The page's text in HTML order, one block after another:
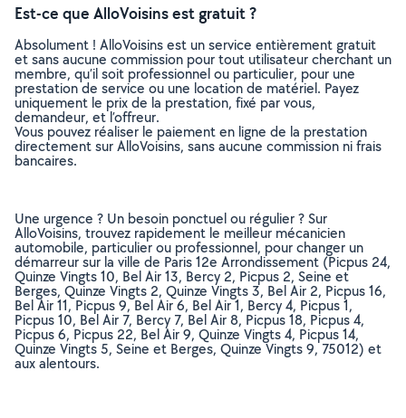
Est-ce que AlloVoisins est gratuit ?
Absolument ! AlloVoisins est un service entièrement gratuit
et sans aucune commission pour tout utilisateur cherchant un
membre, qu’il soit professionnel ou particulier, pour une
prestation de service ou une location de matériel. Payez
uniquement le prix de la prestation, fixé par vous,
demandeur, et l’offreur.
Vous pouvez réaliser le paiement en ligne de la prestation
directement sur AlloVoisins, sans aucune commission ni frais
bancaires.
Une urgence ? Un besoin ponctuel ou régulier ? Sur
AlloVoisins, trouvez rapidement le meilleur mécanicien
automobile, particulier ou professionnel, pour changer un
démarreur sur la ville de Paris 12e Arrondissement (Picpus 24,
Quinze Vingts 10, Bel Air 13, Bercy 2, Picpus 2, Seine et
Berges, Quinze Vingts 2, Quinze Vingts 3, Bel Air 2, Picpus 16,
Bel Air 11, Picpus 9, Bel Air 6, Bel Air 1, Bercy 4, Picpus 1,
Picpus 10, Bel Air 7, Bercy 7, Bel Air 8, Picpus 18, Picpus 4,
Picpus 6, Picpus 22, Bel Air 9, Quinze Vingts 4, Picpus 14,
Quinze Vingts 5, Seine et Berges, Quinze Vingts 9, 75012) et
aux alentours.